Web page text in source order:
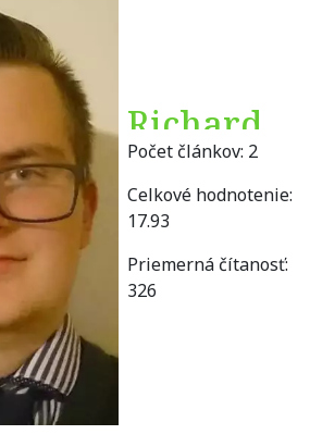
Richard
Burda
Počet článkov: 2
Celkové hodnotenie:
17.93
Priemerná čítanosť:
326